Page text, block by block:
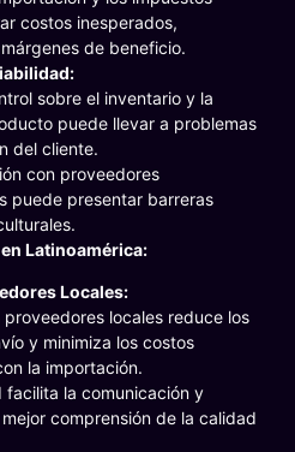
costos inesperados,
de beneficio.
sobre el inventario y la
puede llevar a problemas
del cliente.
con proveedores
puede presentar barreras
Latinoamérica:
Locales:
locales reduce los
y minimiza los costos
la importación.
facilita la comunicación y
comprensión de la calidad